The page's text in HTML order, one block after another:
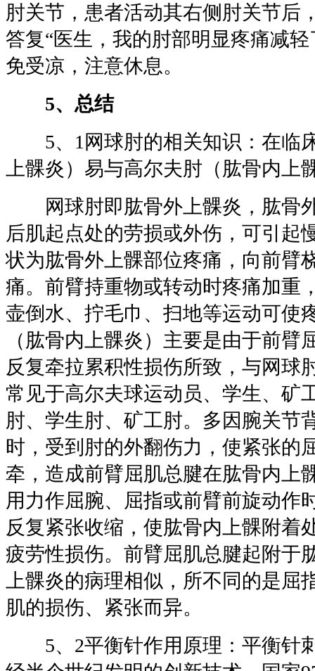
肘关节，患者活动其右侧肘关节后
答复“医生，我的肘部明显疼痛减
免受凉，注意休息。
5、总结
5、1网球肘的相关知识：在临
上髁炎）易与高尔夫肘（肱骨内上
网球肘即肱骨外上髁炎，肱骨
后肌起点处的劳损或外伤，可引起
状为肱骨外上髁部位疼痛，向前臂
痛。前臂持重物或转动时疼痛加重
壶倒水、拧毛巾、扫地等运动可使
（肱骨内上髁炎）主要是由于前臂
反复牵拉累积性损伤所致，与网球
常见于高尔夫球运动员、学生、矿
肘、学生肘、矿工肘。多因腕关节
时，受到肘的外翻伤力，使紧张的
牵，造成前臂屈肌总腱在肱骨内上
用力作屈腕、屈指或前臂前旋动作
反复紧张收缩，使肱骨内上髁附着
疲劳性损伤。前臂屈肌总腱起附于
上髁炎的病理相似，所不同的是屈
肌的损伤、紧张而异。
5、2平衡针作用原理：平衡针